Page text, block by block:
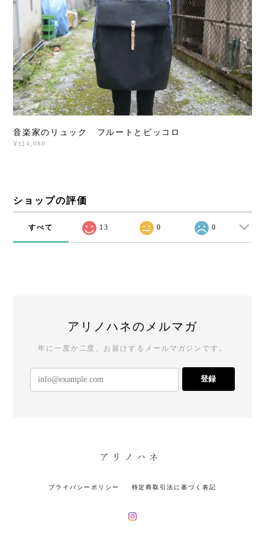
音楽家のリュック フルートとピッコロ
¥124,080
ショップの評価
すべて 13 0 0
アリノハネのメルマガ
年に一度か二度、お届けするメールマガジンです。
登録
プライバシーポリシー 特定商取引法に基づく表記